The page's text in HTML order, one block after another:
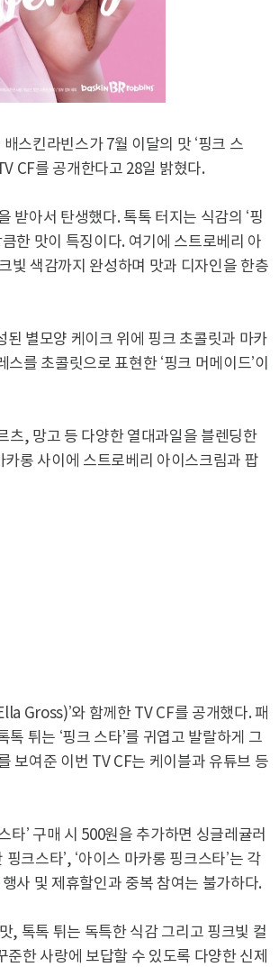
스킨라빈스가 7월 이달의 맛 ‘핑크 스
CF를 공개한다고 28일 밝혔다.
받아서 탄생했다. 톡톡 터지는 식감의 ‘핑
한 맛이 특징이다. 여기에 스트로베리 아
빛 색감까지 완성하며 맛과 디자인을 한층
별모양 케이크 위에 핑크 초콜릿과 마카
를 초콜릿으로 표현한 ‘핑크 머메이드’이
츠, 망고 등 다양한 열대과일을 블렌딩한
롱 사이에 스트로베리 아이스크림과 팝
Gross)’와 함께한 TV CF를 공개했다. 패
튀는 ‘핑크 스타’를 귀엽고 발랄하게 그
보여준 이번 TV CF는 케이블과 유튜브 등
타’ 구매 시 500원을 추가하면 싱글레귤러
크스타’, ‘아이스 마카롱 핑크스타’는 각
사 및 제휴할인과 중복 참여는 불가하다.
, 톡톡 튀는 독특한 식감 그리고 핑크빛 컬
한 사랑에 보답할 수 있도록 다양한 신제